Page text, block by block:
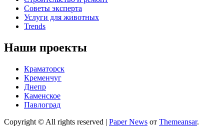
Советы эксперта
Услуги для животных
Trends
Наши проекты
Краматорск
Кременчуг
Днепр
Каменское
Павлоград
Copyright © All rights reserved | Paper News от Themeansar.